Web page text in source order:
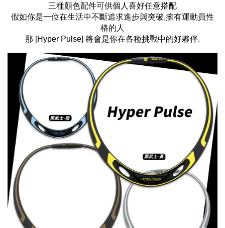
三種顏色配件可供個人喜好任意搭配
假如你是一位在生活中不斷追求進步與突破,擁有運動員性
格的人
那 [Hyper Pulse] 將會是你在各種挑戰中的好夥伴.